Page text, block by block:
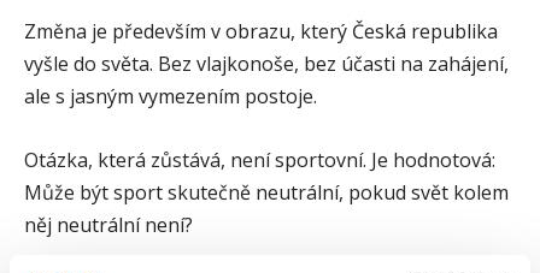
Změna je především v obrazu, který Česká republika
vyšle do světa. Bez vlajkonoše, bez účasti na zahájení,
ale s jasným vymezením postoje.
Otázka, která zůstává, není sportovní. Je hodnotová:
Může být sport skutečně neutrální, pokud svět kolem
něj neutrální není?